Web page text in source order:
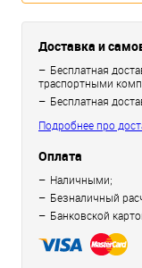
Доставка и
Бесплатная
траспортными
Бесплатная
Подробнее про
Оплата
Наличными;
Безналичный
Банковской